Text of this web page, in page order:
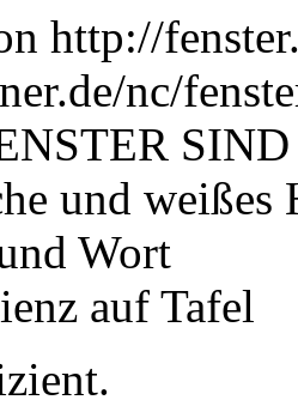
http://
nc/